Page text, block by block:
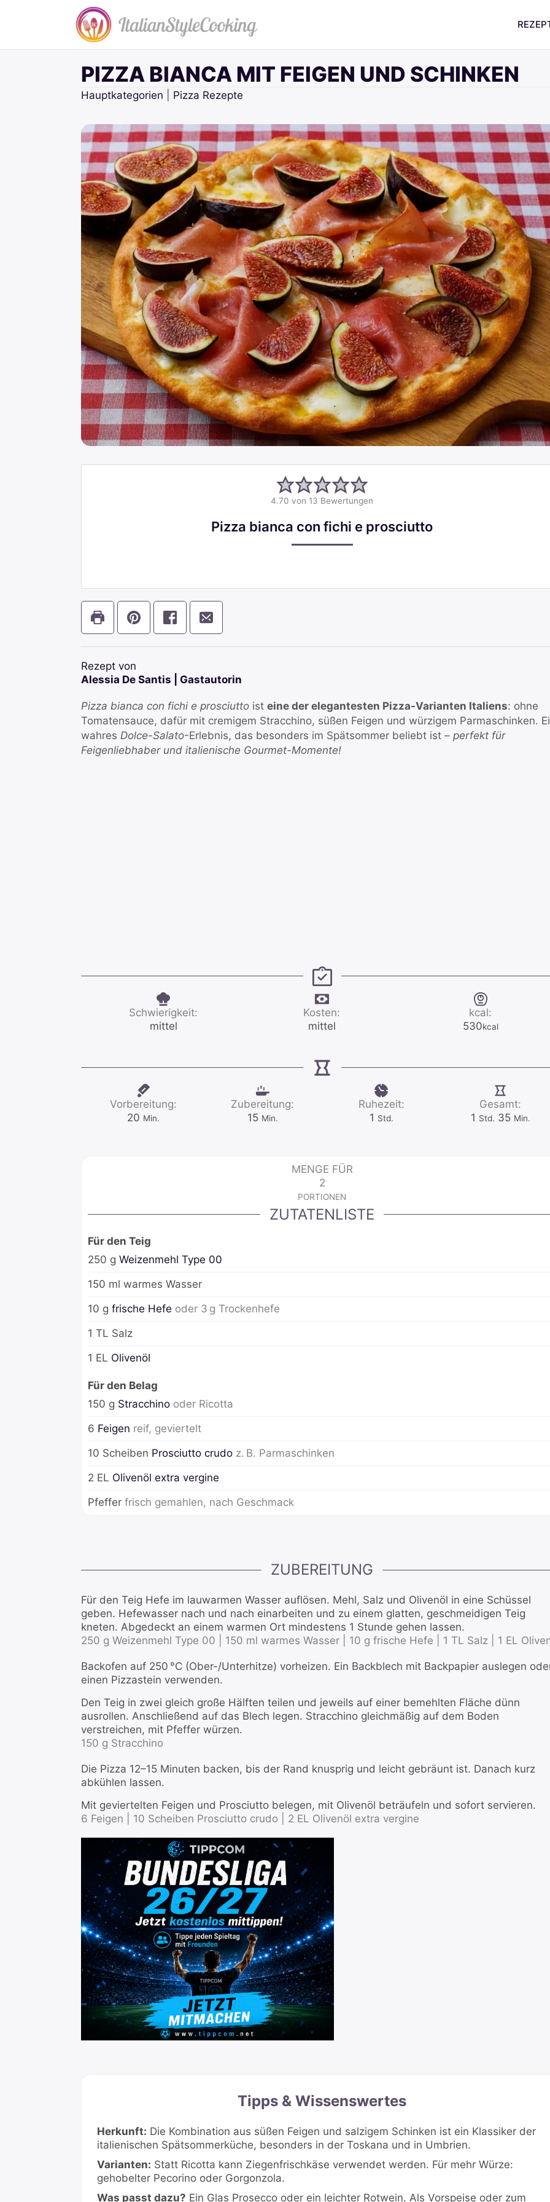
PIZZA BIANCA MIT FEIGEN UND SCHINKEN
Hauptkategorien Pizza Rezepte
4.70 von 13 Bewertungen
Pizza bianca con fichi e prosciutto
Rezept von
Alessia De Santis | Gastautorin
Pizza bianca con fichi e prosciutto ist eine der elegantesten Pizza-Varianten Italiens: ohne
Tomatensauce, dafür mit cremigem Stracchino, süßen Feigen und würzigem Parmaschinken.
wahres Dolce-Salato-Erlebnis, das besonders im Spätsommer beliebt ist – perfekt für
Feigenliebhaber und italienische Gourmet-Momente!
Schwierigkeit:
mittel
Kosten:
mittel
kcal:
530kcal
Vorbereitung:
20 Minuten
Min.
Zubereitung:
15Minuten
Min.
Ruhezeit:
1 Stunde
Std.
Gesamt:
1 Stunde
Std. 35Minuten
Min.
MENGE FÜR
2
PORTIONEN
ZUTATENLISTE
Für den Teig
250 g Weizenmehl Type 00
150 ml warmes Wasser
10 g frische Hefe oder 3 g Trockenhefe
1 TL Salz
1 EL Olivenöl
Für den Belag
150 g Stracchino oder Ricotta
6 Feigen reif, geviertelt
10 Scheiben Prosciutto crudo z. B. Parmaschinken
2 EL Olivenöl extra vergine
Pfeffer frisch gemahlen, nach Geschmack
ZUBEREITUNG
Für den Teig Hefe im lauwarmen Wasser auflösen. Mehl, Salz und Olivenöl in eine Schüssel
geben. Hefewasser nach und nach einarbeiten und zu einem glatten, geschmeidigen Teig
kneten. Abgedeckt an einem warmen Ort mindestens 1 Stunde gehen lassen.
250 g Weizenmehl Type 00 |
150 ml warmes Wasser | 10 g frische Hefe | 1 TL Salz | 1 EL
Backofen auf 250 °C (Ober-/Unterhitze) vorheizen. Ein Backblech mit Backpapier auslegen
einen Pizzastein verwenden.
Den Teig in zwei gleich große Hälften teilen und jeweils auf einer bemehlten Fläche dünn
ausrollen. Anschließend auf das Blech legen. Stracchino gleichmäßig auf dem Boden
verstreichen, mit Pfeffer würzen.
150 g Stracchino
Die Pizza 12–15 Minuten backen, bis der Rand knusprig und leicht gebräunt ist. Danach kurz
abkühlen lassen.
Mit geviertelten Feigen und Prosciutto belegen, mit Olivenöl beträufeln und sofort servieren.
6 Feigen |
10 Scheiben Prosciutto crudo | 2 EL Olivenöl extra vergine
Tipps & Wissenswertes
Herkunft: Die Kombination aus süßen Feigen und salzigem Schinken ist ein Klassiker der
italienischen Spätsommerküche, besonders in der Toskana und in Umbrien.
Varianten: Statt Ricotta kann Ziegenfrischkäse verwendet werden. Für mehr Würze:
gehobelter Pecorino oder Gorgonzola.
Was passt dazu? Ein Glas Prosecco oder ein leichter Rotwein. Als Vorspeise oder zum